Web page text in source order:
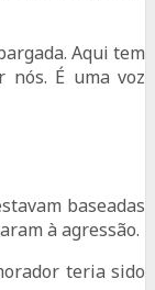
Aqui tem
nós. É uma voz
baseadas
à agressão.
teria sido